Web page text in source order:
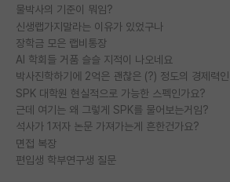
물박사의 기준이 뭐임?
신생랩가지말라는 이유가 있었구나
장학금 모은 랩비통장
AI 학회들 거품 슬슬 지적이 나오네요
SPK 대학원 현실적으로 가능한 스펙인가요?
근데 여기는 왜 그렇게 SPK를 물어보는거임?
석사가 1저자 논문 가져가는게 흔한건가요?
면접 복장
편입생 학부연구생 질문